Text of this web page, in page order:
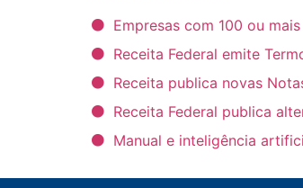
Empresas com 100 ou
Receita Federal emite
Receita publica novas
Receita Federal publica
Manual e inteligência